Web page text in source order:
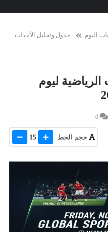
اليوم
جدول وتحليل الأحداث
ليوم
0
حجم الخط 15